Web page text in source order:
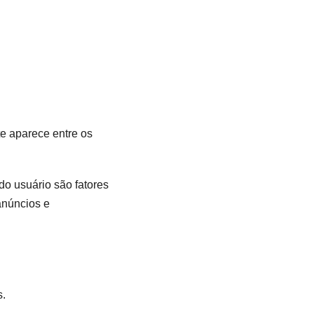
aparece entre os
usuário são fatores
e